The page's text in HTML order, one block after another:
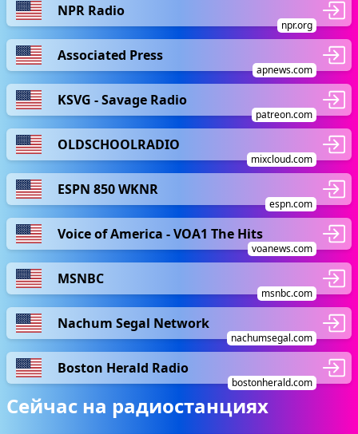
NPR Radio
npr.org
Associated Press
apnews.com
KSVG - Savage Radio
patreon.com
OLDSCHOOLRADIO
mixcloud.com
ESPN 850 WKNR
espn.com
Voice of America - VOA1 The Hits
voanews.com
MSNBC
msnbc.com
Nachum Segal Network
nachumsegal.com
Boston Herald Radio
bostonherald.com
Сейчас на радиостанциях